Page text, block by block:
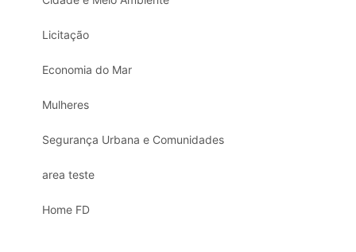
Licitação
Economia do Mar
Mulheres
Segurança Urbana e Comunidades
area teste
Home FD